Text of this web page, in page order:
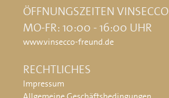
ÖFFNUNGSZEITEN VINSECCO
MO-FR: 10:00 - 16:00 UHR
www.vinsecco-freund.de
RECHTLICHES
Impressum